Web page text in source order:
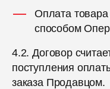
Оплата
способом
4.2. Договор
поступления
заказа Продавцом.